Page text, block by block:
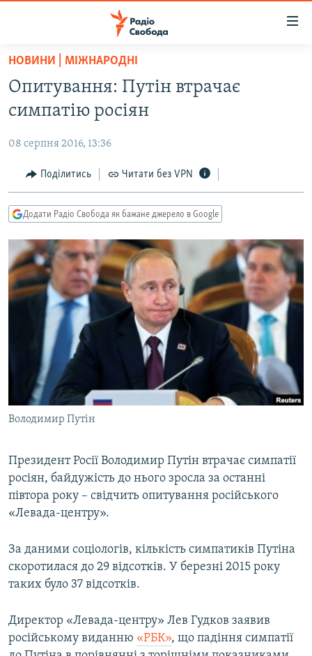
Перейти
основного
матеріалу
до
навігації
Перейти
до
ВСЕ ЗА ДОБУ
ПОЛІТИКА
ЕКОНОМІКА
КУЛЬТУРА
СПОРТ
УКРАЇНА
СВІТ
ВІЙНА
РОСІЙСЬКА «ФІЛЬТРАЦІЯ»
КРИМ.РЕАЛІЇ
ТИ ЯК?
СХЕМИ
ПРИАЗОВ’Я
КИТАЙ.ВИКЛИКИ
МУЛЬТИМЕДІА
ФОТО
СПЕЦПРОЄКТИ
ПОДКАСТИ
КРИМ РЕАЛІЇ
РУС
УКР
ДОЛУЧАЙСЯ!
НОВИНИ | МІЖНАРОДНІ
Опитування: Путін втрачає
симпатію росіян
08 серпня 2016, 13:36
Поділитись Читати без VPN
Додати Радіо Свобода як бажане джерело в Google
Володимир Путін
Президент Росії Володимир Путін втрачає симпатії
росіян, байдужість до нього зросла за останні
півтора року – свідчить опитування російського
«Левада-центру».
За даними соціологів, кількість симпатиків Путіна
скоротилася до 29 відсотків. У березні 2015 року
таких було 37 відсотків.
Директор «Левада-центру» Лев Гудков заявив
російському виданню «РБК», що падіння симпатії